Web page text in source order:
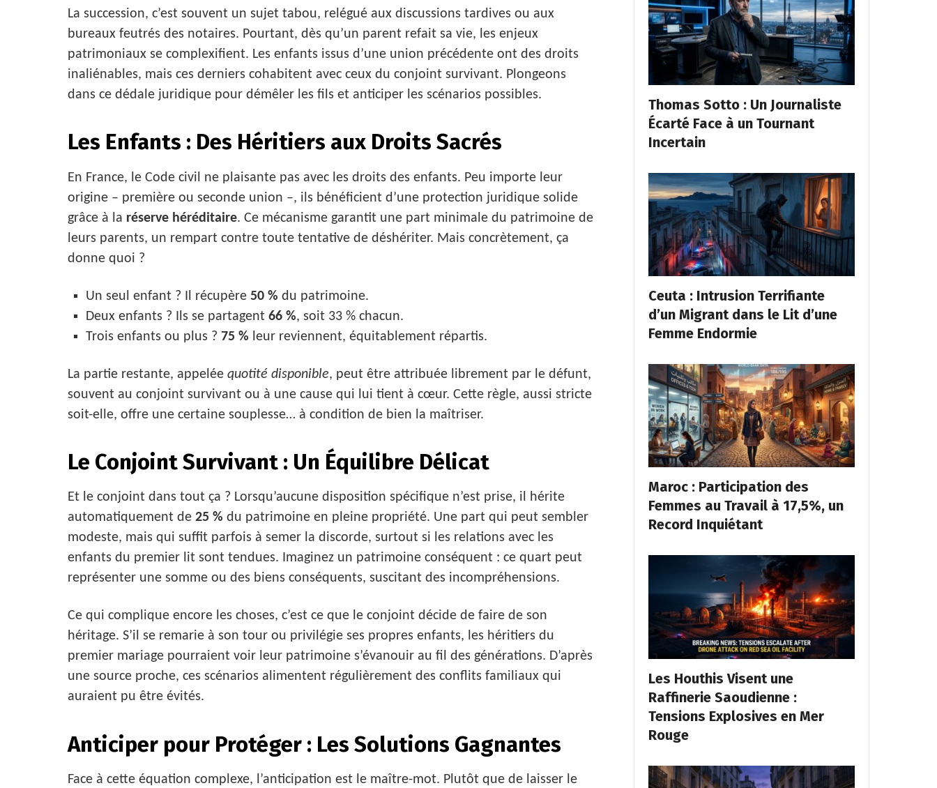
La succession, c’est souvent un sujet tabou, relégué aux discussions tardives ou aux
bureaux feutrés des notaires. Pourtant, dès qu’un parent refait sa vie, les enjeux
patrimoniaux se complexifient. Les enfants issus d’une union précédente ont des droits
inaliénables, mais ces derniers cohabitent avec ceux du conjoint survivant. Plongeons
dans ce dédale juridique pour démêler les fils et anticiper les scénarios possibles.
Les Enfants : Des Héritiers aux Droits Sacrés
En France, le Code civil ne plaisante pas avec les droits des enfants. Peu importe leur
origine – première ou seconde union –, ils bénéficient d’une protection juridique solide
grâce à la réserve héréditaire. Ce mécanisme garantit une part minimale du patrimoine de
leurs parents, un rempart contre toute tentative de déshériter. Mais concrètement, ça
donne quoi ?
Un seul enfant ? Il récupère 50 % du patrimoine.
Deux enfants ? Ils se partagent 66 %, soit 33 % chacun.
Trois enfants ou plus ? 75 % leur reviennent, équitablement répartis.
La partie restante, appelée quotité disponible, peut être attribuée librement par le défunt,
souvent au conjoint survivant ou à une cause qui lui tient à cœur. Cette règle, aussi stricte
soit-elle, offre une certaine souplesse… à condition de bien la maîtriser.
Le Conjoint Survivant : Un Équilibre Délicat
Et le conjoint dans tout ça ? Lorsqu’aucune disposition spécifique n’est prise, il hérite
automatiquement de 25 % du patrimoine en pleine propriété. Une part qui peut sembler
modeste, mais qui suffit parfois à semer la discorde, surtout si les relations avec les
enfants du premier lit sont tendues. Imaginez un patrimoine conséquent : ce quart peut
représenter une somme ou des biens conséquents, suscitant des incompréhensions.
Ce qui complique encore les choses, c’est ce que le conjoint décide de faire de son
héritage. S’il se remarie à son tour ou privilégie ses propres enfants, les héritiers du
premier mariage pourraient voir leur patrimoine s’évanouir au fil des générations. D’après
une source proche, ces scénarios alimentent régulièrement des conflits familiaux qui
auraient pu être évités.
Anticiper pour Protéger : Les Solutions Gagnantes
Face à cette équation complexe, l’anticipation est le maître-mot. Plutôt que de laisser le
Thomas Sotto : Un Journaliste
Écarté Face à un Tournant
Incertain
Ceuta : Intrusion Terrifiante
d’un Migrant dans le Lit d’une
Femme Endormie
Maroc : Participation des
Femmes au Travail à 17,5%, un
Record Inquiétant
Les Houthis Visent une
Raffinerie Saoudienne :
Tensions Explosives en Mer
Rouge